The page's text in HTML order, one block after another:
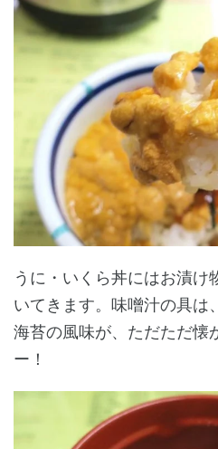
うに・いくら丼にはお漬け
いてきます。味噌汁の具は
海苔の風味が、ただただ懐
ー！